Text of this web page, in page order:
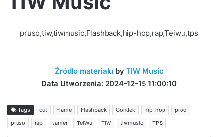
pruso,tiw,tiwmusic,Flashback,hip-hop,rap,Teiwu,tps
Źródło materiałuby TIW Music
Data Utworzenia: 2024-12-15 11:00:10
Tags cut Flame Flashback Gondek hip-hop
prod
pruso
rap samer TeiWu TiW tiwmusic TPS